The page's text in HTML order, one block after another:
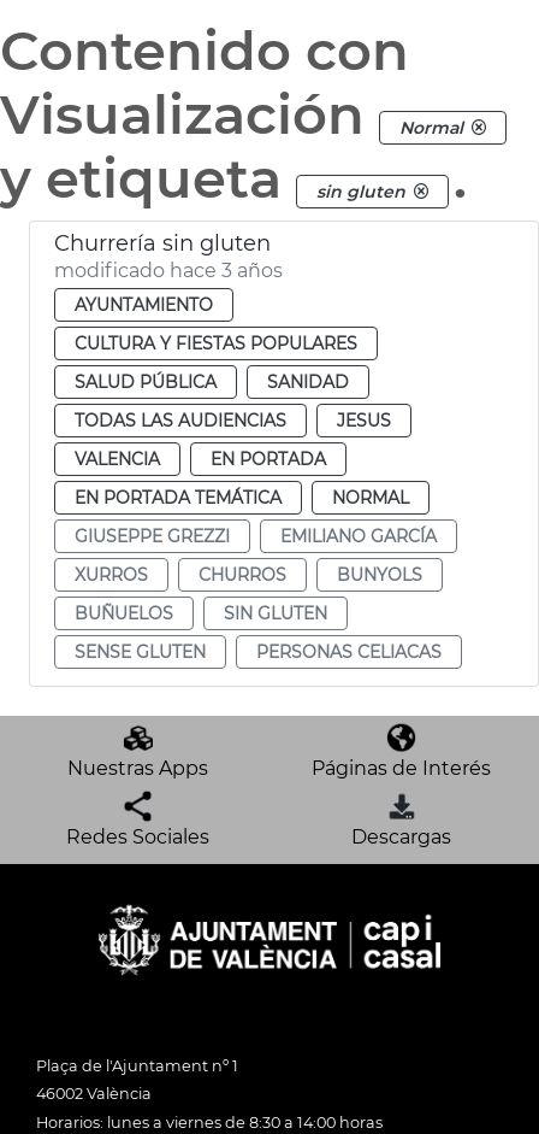
Contenido con
Visualización
Normal
y etiqueta sin gluten .
Churrería sin gluten
modificado hace 3 años
AYUNTAMIENTO
CULTURA Y FIESTAS POPULARES
SALUD PÚBLICA
SANIDAD
TODAS LAS AUDIENCIAS
JESUS
VALENCIA
EN PORTADA
EN PORTADA TEMÁTICA
NORMAL
GIUSEPPE GREZZI
EMILIANO GARCÍA
XURROS
CHURROS
BUNYOLS
BUÑUELOS
SIN GLUTEN
SENSE GLUTEN
PERSONAS CELIACAS
Nuestras Apps Páginas de Interés
Redes Sociales Descargas
Plaça de l'Ajuntament nº 1
46002 València
Horarios: lunes a viernes de 8:30 a 14:00 horas